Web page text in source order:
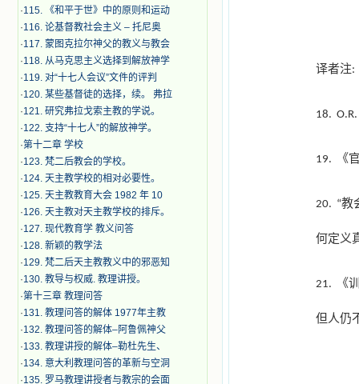
·115. 《和平于世》中的原则和运动
·116. 论基督教社会主义 – 托尼奥
·117. 蒙图克拉尔神父的教义与教会
·118. 从马克思主义选择到解放神学
·119. 对“十七人会议”文件的评判
·120. 某些基督徒的选择，续。 弗拉
·121. 研究弗拉戈索主教的学说。
·122. 支持“十七人”的解放神学。
·第十二章 学校
·123. 梵二后教会的学校。
·124. 天主教学校的相对必要性。
·125. 天主教教育大会 1982 年 10
·126. 天主教对天主教学校的排斥。
·127. 现代教育学 教义问答
·128. 新颖的教学法
·129. 梵二后天主教教义中的邪恶知
·130. 教导与权威. 教理讲授。
·第十三章 教理问答
·131. 教理问答的解体 1977年主教
·132. 教理问答的解体–阿鲁佩神父
·133. 教理讲授的解体–勒杜先生、
·134. 意大利教理问答的革新与空洞
·135. 罗马教理讲授者与教宗的会面
译者注:
18. O.R.
19. 《
20. “教
何定义
21. 《
但人仍